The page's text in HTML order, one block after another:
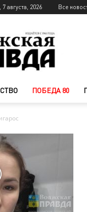
7 августа, 2026 Все
ПОБЕДА 80